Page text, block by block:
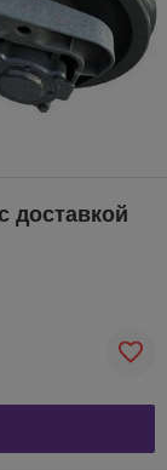
доставкой